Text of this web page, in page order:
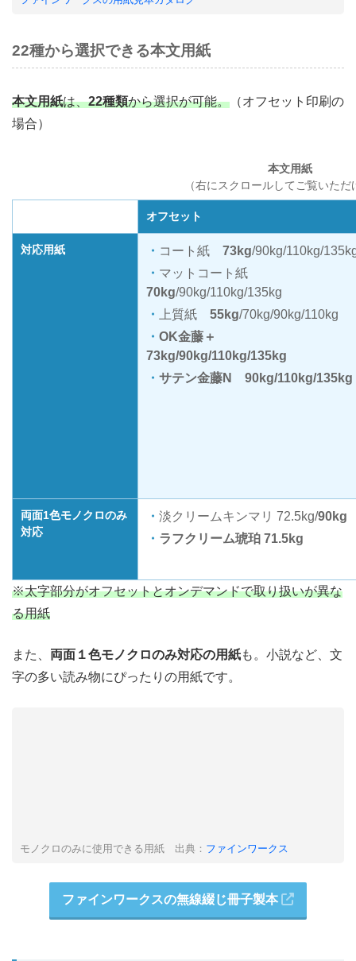
22種から選択できる本文用紙
本文用紙は、22種類から選択が可能。 （オフセット印刷の
場合）
本文用紙
（右にスクロールしてご覧いただ
オフセット
対応用紙 コート紙 73kg/90kg/110kg/
マットコート紙
70kg/90kg/110kg/135kg
上質紙 55kg/70kg/90kg/110kg
OK金藤＋
73kg/90kg/110kg/135kg
サテン金藤N 90kg/110kg/135kg
両面1色モノクロのみ
対応
淡クリームキンマリ 72.5kg/90kg
ラフクリーム琥珀 71.5kg
※太字部分がオフセットとオンデマンドで取り扱いが異な
る用紙
また、 両面１色モノクロのみ対応の用紙も。小説など、文
字の多い読み物にぴったりの用紙です。
モノクロのみに使用できる用紙 出典： ファインワークス
ファインワークスの無線綴じ冊子製本